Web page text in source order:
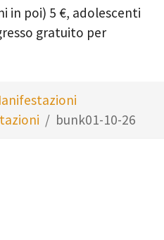
in poi) 5 €, adolescenti
gratuito per
bunk01-10-26